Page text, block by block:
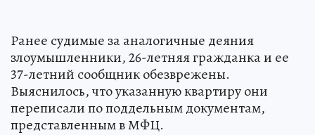
Ранее судимые за аналогичные деяния
злоумышленники, 26-летняя гражданка и ее
37-летний сообщник обезврежены.
Выяснилось, что указанную квартиру они
переписали по поддельным документам,
представленным в МФЦ.